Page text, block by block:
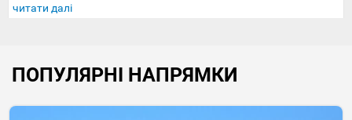
читати далі
ПОПУЛЯРНІ НАПРЯМКИ